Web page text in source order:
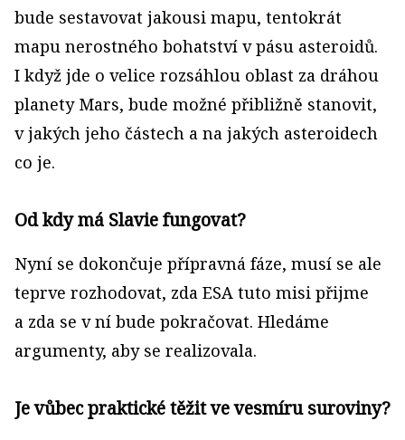
bude sestavovat jakousi mapu, tentokrát
mapu nerostného bohatství v pásu asteroidů.
I když jde o velice rozsáhlou oblast za dráhou
planety Mars, bude možné přibližně stanovit,
v jakých jeho částech a na jakých asteroidech
co je.
Od kdy má Slavie fungovat?
Nyní se dokončuje přípravná fáze, musí se ale
teprve rozhodovat, zda ESA tuto misi přijme
a zda se v ní bude pokračovat. Hledáme
argumenty, aby se realizovala.
Je vůbec praktické těžit ve vesmíru suroviny?